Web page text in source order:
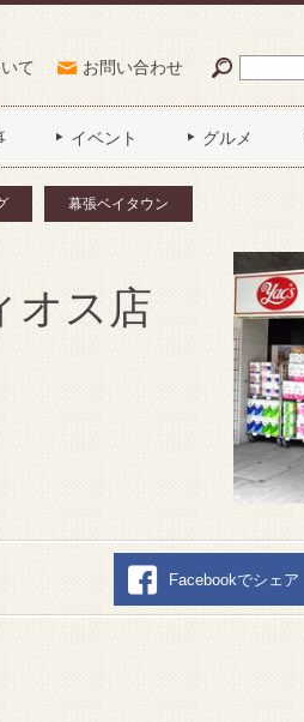
て お問い合わせ
イベント グルメ
幕張ベイタウン
オス店
Facebookでシェア